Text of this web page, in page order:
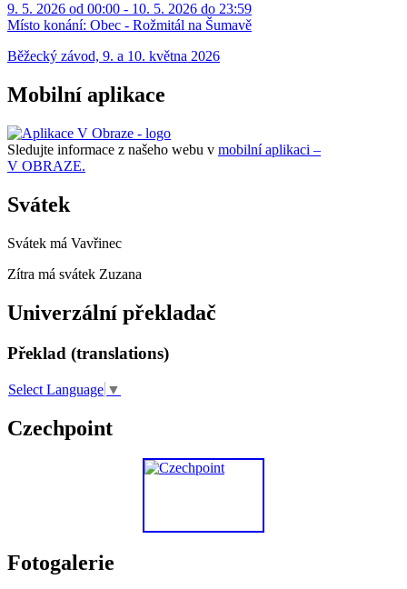
9. 5. 2026 od 00:00 - 10. 5. 2026 do 23:59
Místo konání: Obec - Rožmitál na Šumavě
Běžecký závod, 9. a 10. května 2026
Mobilní aplikace
Sledujte informace z našeho webu v mobilní aplikaci –
V OBRAZE.
Svátek
Svátek má Vavřinec
Zítra má svátek Zuzana
Univerzální překladač
Překlad (translations)
Select Language ▼
Czechpoint
Fotogalerie